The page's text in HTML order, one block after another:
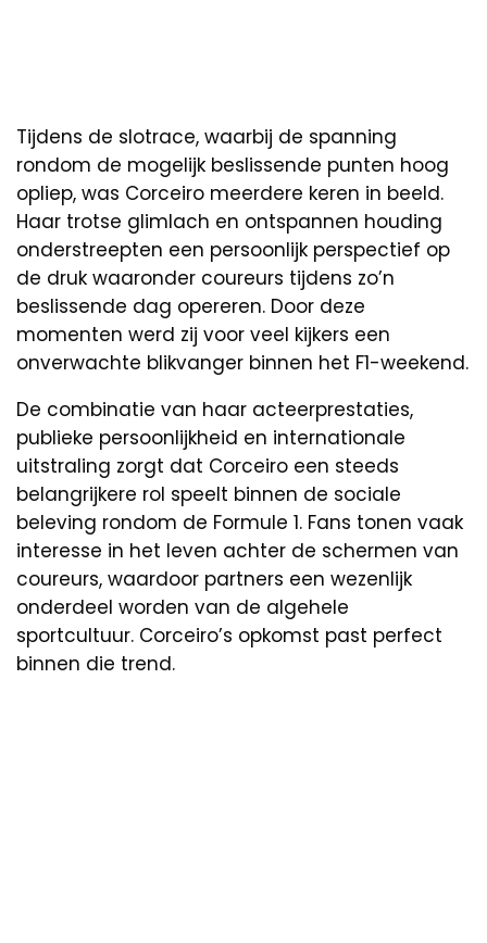
Tijdens de slotrace, waarbij de spanning
rondom de mogelijk beslissende punten hoog
opliep, was Corceiro meerdere keren in beeld.
Haar trotse glimlach en ontspannen houding
onderstreepten een persoonlijk perspectief op
de druk waaronder coureurs tijdens zo’n
beslissende dag opereren. Door deze
momenten werd zij voor veel kijkers een
onverwachte blikvanger binnen het F1-weekend.
De combinatie van haar acteerprestaties,
publieke persoonlijkheid en internationale
uitstraling zorgt dat Corceiro een steeds
belangrijkere rol speelt binnen de sociale
beleving rondom de Formule 1. Fans tonen vaak
interesse in het leven achter de schermen van
coureurs, waardoor partners een wezenlijk
onderdeel worden van de algehele
sportcultuur. Corceiro’s opkomst past perfect
binnen die trend.